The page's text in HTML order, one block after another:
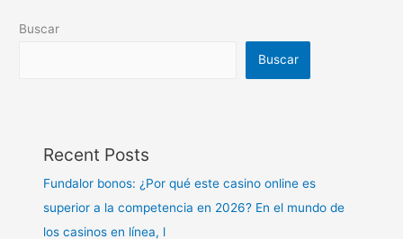
Buscar
Buscar
Recent Posts
Fundalor bonos: ¿Por qué este casino online es
superior a la competencia en 2026? En el mundo de
los casinos en línea, l